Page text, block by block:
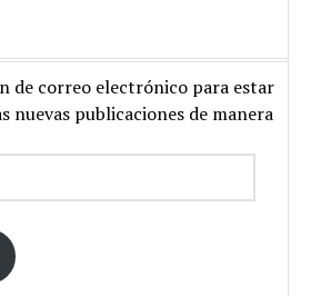
de correo electrónico para estar
nuevas publicaciones de manera